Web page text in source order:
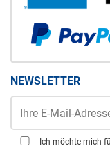
NEWSLETTER
Ich möchte mich